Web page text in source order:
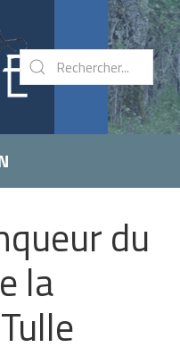
du
la